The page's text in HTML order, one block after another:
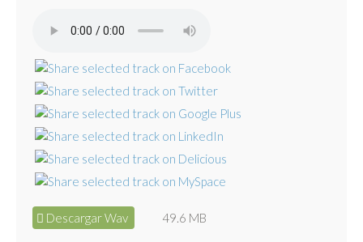
Descargar Wav 49.6 MB